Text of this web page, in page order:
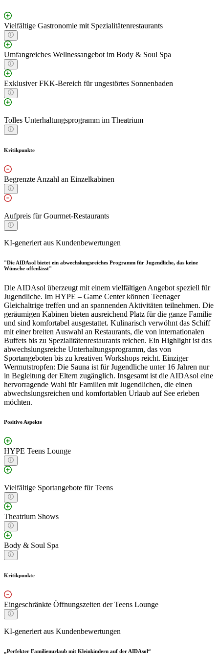
Vielfältige Gastronomie mit Spezialitätenrestaurants
Umfangreiches Wellnessangebot im Body & Soul Spa
Exklusiver FKK-Bereich für ungestörtes Sonnenbaden
Tolles Unterhaltungsprogramm im Theatrium
Kritikpunkte
Begrenzte Anzahl an Einzelkabinen
Aufpreis für Gourmet-Restaurants
KI-generiert aus Kundenbewertungen
"Die AIDAsol bietet ein abwechslungsreiches Programm für Jugendliche, das keine
Wünsche offenlässt"
Die AIDAsol überzeugt mit einem vielfältigen Angebot speziell für
Jugendliche. Im HYPE – Game Center können Teenager
Gleichaltrige treffen und an spannenden Aktivitäten teilnehmen. Die
geräumigen Kabinen bieten ausreichend Platz für die ganze Familie
und sind komfortabel ausgestattet. Kulinarisch verwöhnt das Schiff
mit einer breiten Auswahl an Restaurants, die von internationalen
Buffets bis zu Spezialitätenrestaurants reichen. Ein Highlight ist das
abwechslungsreiche Unterhaltungsprogramm, das von
Sportangeboten bis zu kreativen Workshops reicht. Einziger
Wermutstropfen: Die Sauna ist für Jugendliche unter 16 Jahren nur
in Begleitung der Eltern zugänglich. Insgesamt ist die AIDAsol eine
hervorragende Wahl für Familien mit Jugendlichen, die einen
abwechslungsreichen und komfortablen Urlaub auf See erleben
möchten.
Positive Aspekte
HYPE Teens Lounge
Vielfältige Sportangebote für Teens
Theatrium Shows
Body & Soul Spa
Kritikpunkte
Eingeschränkte Öffnungszeiten der Teens Lounge
KI-generiert aus Kundenbewertungen
„Perfekter Familienurlaub mit Kleinkindern auf der AIDAsol“